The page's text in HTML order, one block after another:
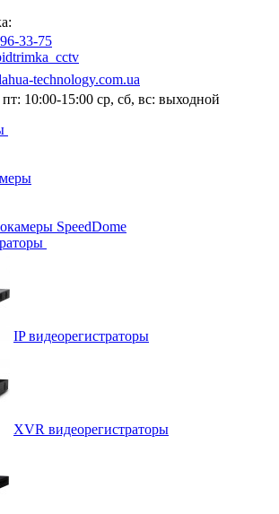
33-75
technology.com.ua
пт: 10:00-15:00 ср, сб, вс: выходной
SpeedDome
IP видеорегистраторы
XVR видеорегистраторы